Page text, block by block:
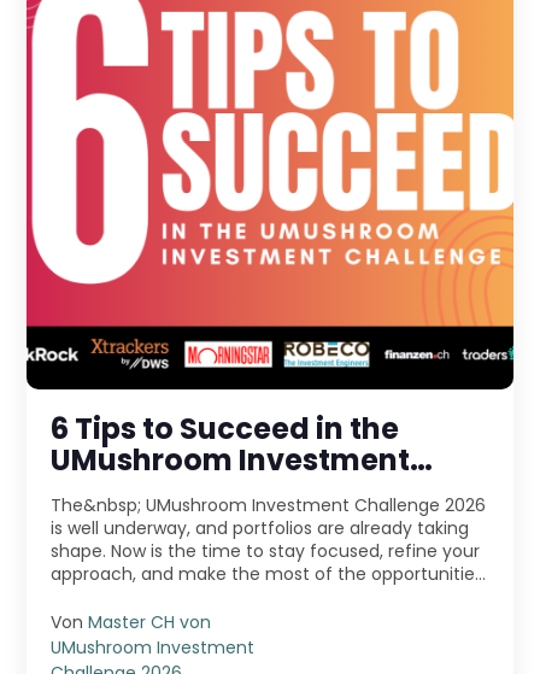
6 Tips to Succeed in the
UMushroom Investment
Challenge 2026
The&nbsp; UMushroom Investment Challenge 2026
is well underway, and portfolios are already taking
shape. Now is the time to stay focused, refine your
approach, and make the most of the opportunities
VonMaster CH von
UMushroom Investment